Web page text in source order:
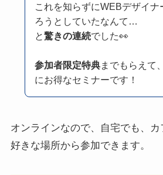
これを知らずにWEBデザイナ
ろうとしていたなんて…
と驚きの連続でした👀
参加者限定特典までもらえて
にお得なセミナーです！
オンラインなので、自宅でも、カ
好きな場所から参加できます。